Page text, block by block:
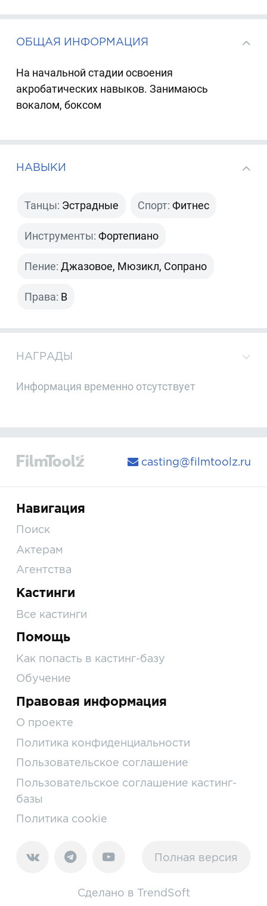
ОБЩАЯ ИНФОРМАЦИЯ
На начальной стадии освоения
акробатических навыков. Занимаюсь
вокалом, боксом
НАВЫКИ
Танцы: Эстрадные Спорт: Фитнес
Инструменты: Фортепиано
Пение: Джазовое, Мюзикл, Сопрано
Права: B
НАГРАДЫ
Информация временно отсутствует
casting@filmtoolz.ru
Навигация
Поиск
Актерам
Агентства
Кастинги
Все кастинги
Помощь
Как попасть в кастинг-базу
Обучение
Правовая информация
О проекте
Политика конфиденциальности
Пользовательское соглашение
Пользовательское соглашение кастинг-
базы
Политика cookie
Полная версия
Сделано в TrendSoft